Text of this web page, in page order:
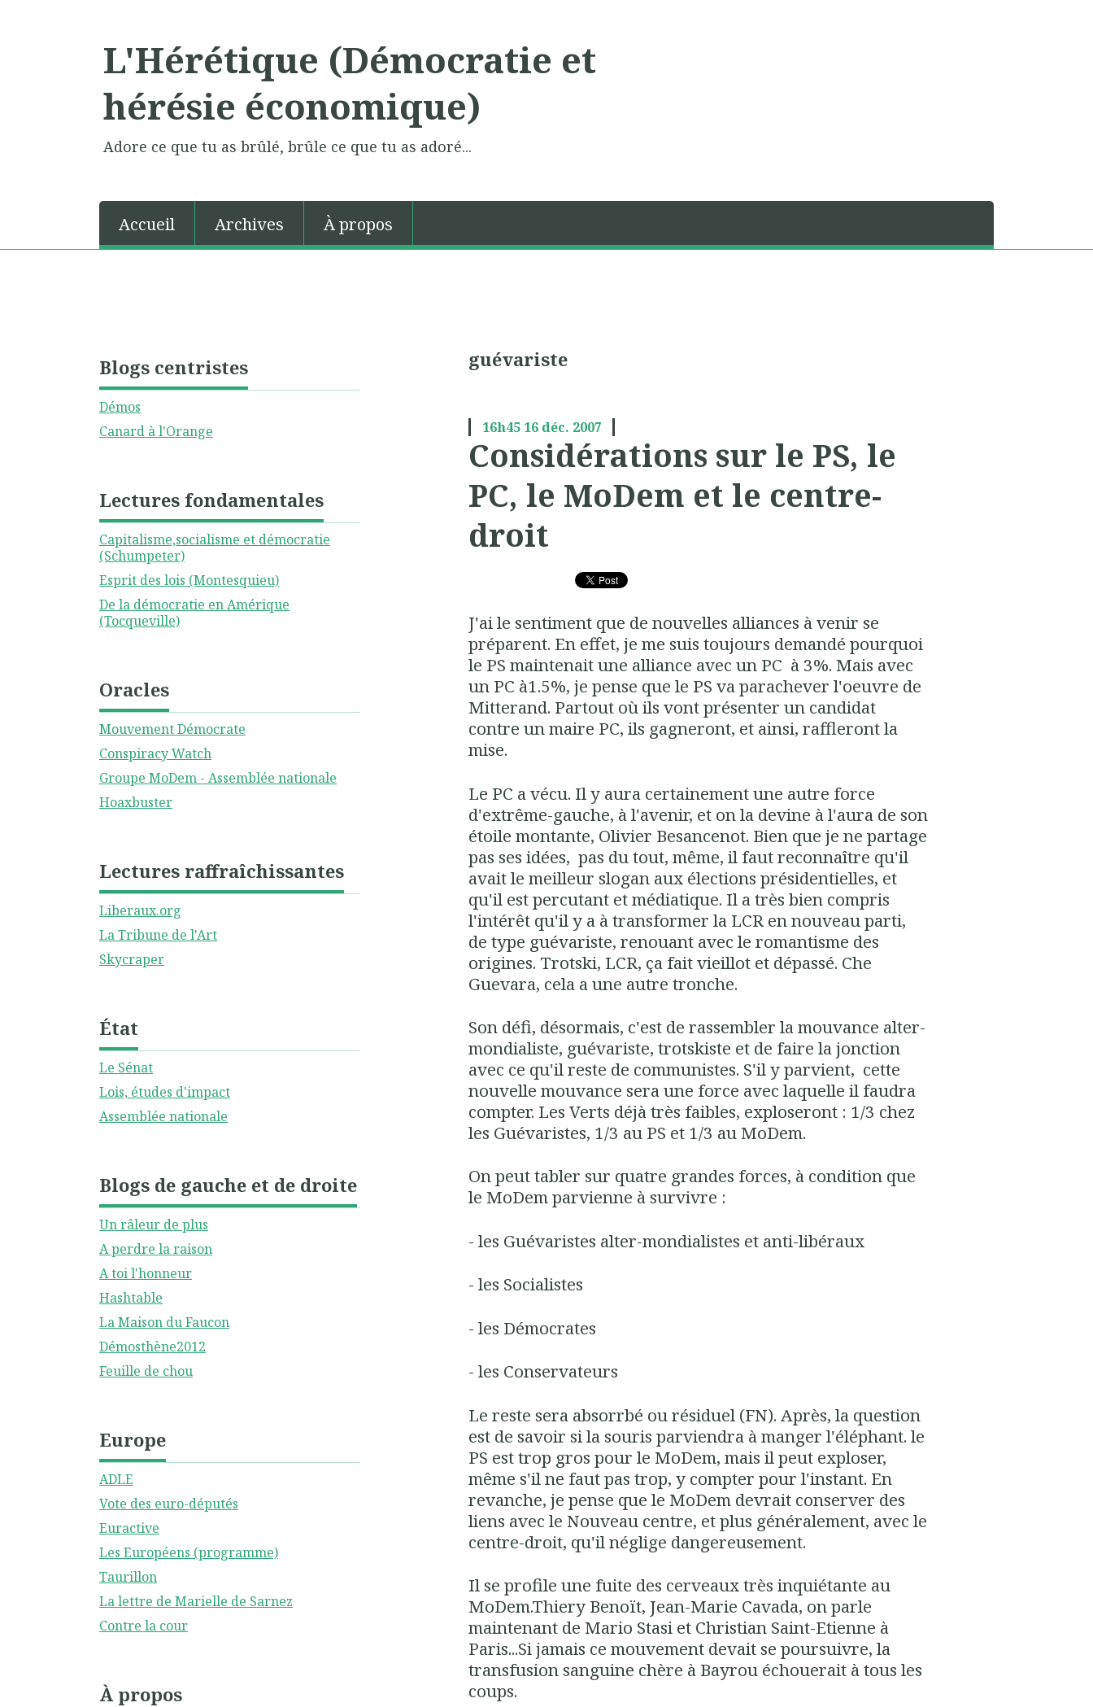
L'Hérétique (Démocratie et
hérésie économique)
Adore ce que tu as brûlé, brûle ce que tu as adoré...
Accueil Archives À propos
Blogs centristes
Démos
Canard à l'Orange
Lectures fondamentales
Capitalisme,socialisme et démocratie
(Schumpeter)
Esprit des lois (Montesquieu)
De la démocratie en Amérique
(Tocqueville)
Oracles
Mouvement Démocrate
Conspiracy Watch
Groupe MoDem - Assemblée nationale
Hoaxbuster
Lectures raffraîchissantes
Liberaux.org
La Tribune de l'Art
Skycraper
État
Le Sénat
Lois, études d'impact
Assemblée nationale
Blogs de gauche et de droite
Un râleur de plus
A perdre la raison
A toi l'honneur
Hashtable
La Maison du Faucon
Démosthène2012
Feuille de chou
Europe
ADLE
Vote des euro-députés
Euractive
Les Européens (programme)
Taurillon
La lettre de Marielle de Sarnez
Contre la cour
À propos
guévariste
16h45 16 déc. 2007
Considérations sur le PS, le
PC, le MoDem et le centre-
droit
J'ai le sentiment que de nouvelles alliances à venir se
préparent. En effet, je me suis toujours demandé pourquoi
le PS maintenait une alliance avec un PC à 3%. Mais avec
un PC à1.5%, je pense que le PS va parachever l'oeuvre de
Mitterand. Partout où ils vont présenter un candidat
contre un maire PC, ils gagneront, et ainsi, raffleront la
mise.
Le PC a vécu. Il y aura certainement une autre force
d'extrême-gauche, à l'avenir, et on la devine à l'aura de son
étoile montante, Olivier Besancenot. Bien que je ne partage
pas ses idées, pas du tout, même, il faut reconnaître qu'il
avait le meilleur slogan aux élections présidentielles, et
qu'il est percutant et médiatique. Il a très bien compris
l'intérêt qu'il y a à transformer la LCR en nouveau parti,
de type guévariste, renouant avec le romantisme des
origines. Trotski, LCR, ça fait vieillot et dépassé. Che
Guevara, cela a une autre tronche.
Son défi, désormais, c'est de rassembler la mouvance alter-
mondialiste, guévariste, trotskiste et de faire la jonction
avec ce qu'il reste de communistes. S'il y parvient, cette
nouvelle mouvance sera une force avec laquelle il faudra
compter. Les Verts déjà très faibles, exploseront : 1/3 chez
les Guévaristes, 1/3 au PS et 1/3 au MoDem.
On peut tabler sur quatre grandes forces, à condition que
le MoDem parvienne à survivre :
- les Guévaristes alter-mondialistes et anti-libéraux
- les Socialistes
- les Démocrates
- les Conservateurs
Le reste sera absorrbé ou résiduel (FN). Après, la question
est de savoir si la souris parviendra à manger l'éléphant. le
PS est trop gros pour le MoDem, mais il peut exploser,
même s'il ne faut pas trop, y compter pour l'instant. En
revanche, je pense que le MoDem devrait conserver des
liens avec le Nouveau centre, et plus généralement, avec le
centre-droit, qu'il néglige dangereusement.
Il se profile une fuite des cerveaux très inquiétante au
MoDem.Thiery Benoït, Jean-Marie Cavada, on parle
maintenant de Mario Stasi et Christian Saint-Etienne à
Paris...Si jamais ce mouvement devait se poursuivre, la
transfusion sanguine chère à Bayrou échouerait à tous les
coups.